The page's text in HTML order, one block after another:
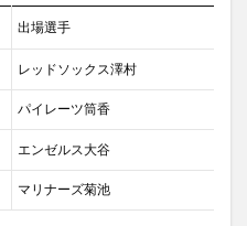
出場選手
レッドソックス澤村
パイレーツ筒香
エンゼルス大谷
マリナーズ菊池